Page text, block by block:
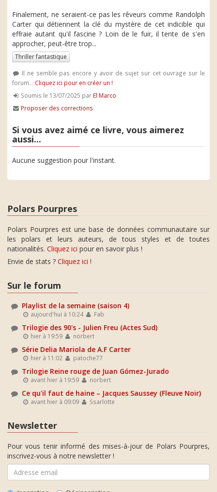
Finalement, ne seraient-ce pas les rêveurs comme Randolph
Carter qui détiennent la clé du mystère de cet indicible qui
effraie autant qu'il fascine ? Loin de le fuir, il tente de s'en
approcher, peut-être trop...
Thriller fantastique
Il ne semble pas encore y avoir de sujet sur cet ouvrage sur le
forum... Cliquez ici pour en créer un !
Soumis le 13/07/2025 par El Marco
Proposer des corrections
Si vous avez aimé ce livre, vous aimerez
aussi...
Aucune suggestion pour l'instant.
Polars Pourpres
Polars Pourpres est une base de données communautaire sur
les polars et leurs auteurs, de tous styles et de toutes
nationalités. Cliquez ici pour en savoir plus !
Envie de stats ? Cliquez ici !
Sur le forum
Playlist de la semaine (saison 4)
aujourd'hui à 10:24 Fab
Trilogie des 90's - Julien Freu (Actes Sud)
hier à 19:59 norbert
Série Delia Mariola de A.F Carter
hier à 11:02 patoche77
Trilogie Reine rouge de Juan Gómez-Jurado
avant hier à 19:59 norbert
Ce qu'il faut de haine – Jacques Saussey (Fleuve Noir)
avant hier à 09:09 Ssarlotte
Newsletter
Pour vous tenir informé des mises-à-jour de Polars Pourpres,
inscrivez-vous à notre newsletter !